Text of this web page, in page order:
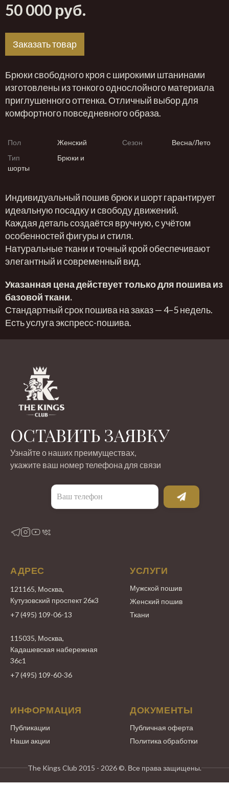
50 000 руб.
Заказать товар
Брюки свободного кроя с широкими штанинами
изготовлены из тонкого однослойного материала
приглушенного оттенка. Отличный выбор для
комфортного повседневного образа.
Пол Женский Сезон
Весна/Лето
Тип
Брюки и
шорты
Индивидуальный пошив брюк и шорт гарантирует
идеальную посадку и свободу движений.
Каждая деталь создаётся вручную, с учётом
особенностей фигуры и стиля.
Натуральные ткани и точный крой обеспечивают
элегантный и современный вид.
Указанная цена действует только для пошива из
базовой ткани.
Стандартный срок пошива на заказ — 4–5 недель.
Есть услуга экспресс-пошива.
ОСТАВИТЬ ЗАЯВКУ
Узнайте о наших преимуществах,
укажите ваш номер телефона для связи
АДРЕС
121165, Москва,
Кутузовский проспект 26к3
+7 (495) 109-06-13
115035, Москва,
Кадашевская набережная
36с1
+7 (495) 109-60-36
УСЛУГИ
Мужской пошив
Женский пошив
Ткани
ИНФОРМАЦИЯ
Публикации
Наши акции
ДОКУМЕНТЫ
Публичная оферта
Политика обработки
The Kings Club 2015 - 2026 ©. Все права защищены.